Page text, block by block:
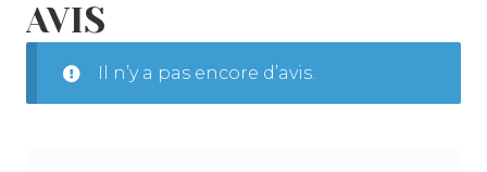
AVIS
Il n’y a pas encore d’avis.